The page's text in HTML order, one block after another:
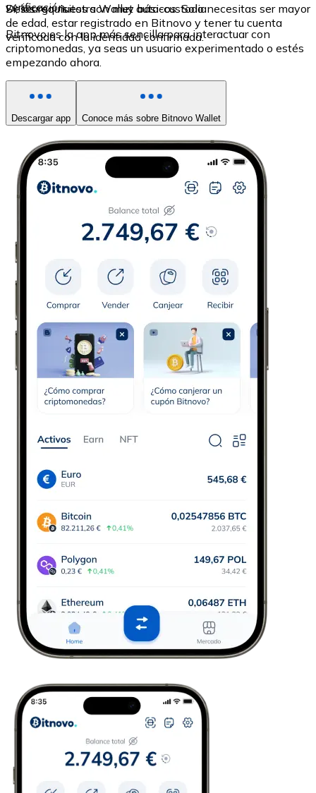
verificación.
Sí, los requisitos son muy básicos. Solo necesitas ser mayor
de edad, estar registrado en Bitnovo y tener tu cuenta
verificada con la identidad confirmada.
Descarga nuestra Wallet auto-custodia
Bitnovo es la app más sencilla para interactuar con
criptomonedas, ya seas un usuario experimentado o estés
empezando ahora.
Descargar app Conoce más sobre Bitnovo Wallet